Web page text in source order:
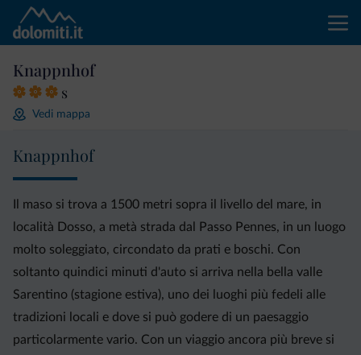
Knappnhof
s
Vedi mappa
Knappnhof
Il maso si trova a 1500 metri sopra il livello del mare, in
località Dosso, a metà strada dal Passo Pennes, in un luogo
molto soleggiato, circondato da prati e boschi. Con
soltanto quindici minuti d'auto si arriva nella bella valle
Sarentino (stagione estiva), uno dei luoghi più fedeli alle
tradizioni locali e dove si può godere di un paesaggio
particolarmente vario. Con un viaggio ancora più breve si